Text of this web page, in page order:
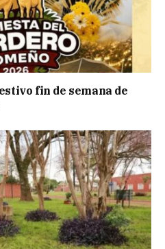
fin de semana de